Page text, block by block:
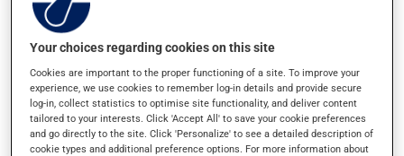
Effets indésirables
En plus de ses effets recherchés, ce produit peut à
l'occasion entraîner certains effets indésirables (effets
secondaires), notamment :
il peut causer de la diarrhée;
Your choices regarding cookies on this site
Cookies are important to the proper functioning of a site. To improve your
experience, we use cookies to remember log-in details and provide secure
log-in, collect statistics to optimise site functionality, and deliver content
tailored to your interests. Click 'Accept All' to save your cookie preferences
and go directly to the site. Click 'Personalize' to see a detailed description of
cookie types and additional preference options. For more information about